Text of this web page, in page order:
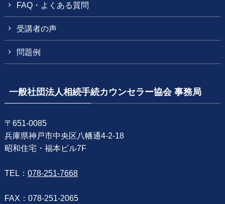
FAQ・よくある質問
受講者の声
問題例
一般社団法人相続手続カウンセラー協会 事務局
〒651-0085
兵庫県神戸市中央区八幡通4-2-18
昭和住宅・福本ビル7F
TEL： 078-251-7668
FAX：078-251-2065